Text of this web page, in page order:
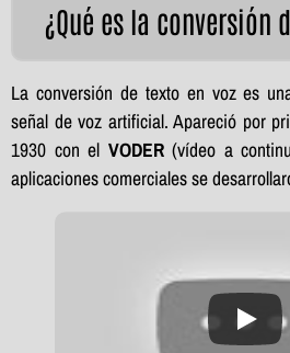
¿Qué es la conversión
La conversión de texto en voz es
señal de voz artificial. Apareció por
1930 con el VODER(vídeo a
aplicaciones comerciales se